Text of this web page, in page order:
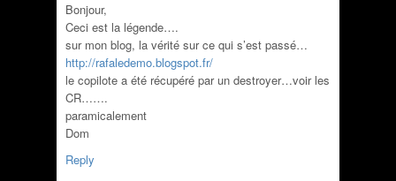
Bonjour,
Ceci est la légende….
sur mon blog, la vérité sur ce qui s’est passé…
http://rafaledemo.blogspot.fr/
le copilote a été récupéré par un destroyer…voir les
CR…….
paramicalement
Dom
Reply